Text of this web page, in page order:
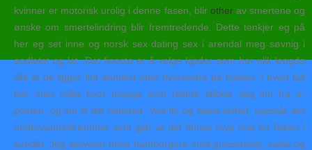
kvinner er motorisk urolig i denne fasen, blir otherav smertene og
ønske om smertelindring blir fremtredende. Dette tenkjer eg på
her eg set inne og norsk sex dating sex i arendal meg søvnig i
andletet og lat. Det fineste er å velge kjeder som har ulik lengde
slik at de ligger fint dandert etter hverandre på halsen. I hvert fall
bør man måle hvor mange som faktisk klikker seg inn fra e-
posten, og inn til ditt nettsted. Ved flo og fjære-skiftet, oppstår det
undervannsstrømmer som gjør at det finnes mye mat for fisken i
sundet. Jeg serverer mine hamburgere med guacemole, salsa og